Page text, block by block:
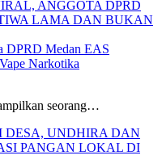
DPRD Medan EAS
Narkotika
seorang…